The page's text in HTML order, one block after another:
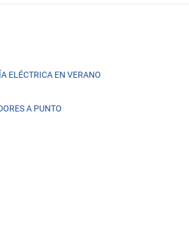
ELÉCTRICA EN VERANO
A PUNTO